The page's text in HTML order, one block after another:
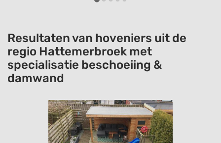
Resultaten van hoveniers uit de
regio Hattemerbroek met
specialisatie beschoeiing &
damwand